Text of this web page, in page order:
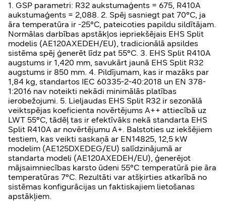
1. GSP parametri: R32 aukstumaģents = 675, R410A
aukstumaģents = 2,088. 2. Spēj sasniegt pat 70°C, ja
āra temperatūra ir -25°C, pateicoties papildu sildītājam.
Normālas darbības apstākļos iepriekšējais EHS Split
modelis (AE120AXEDEH/EU), tradicionālā apsildes
sistēma spēj ģenerēt līdz pat 55°C. 3. EHS Split R410A
augstums ir 1,420 mm, savukārt jaunā EHS Split R32
augstums ir 850 mm. 4. Pildījumam, kas ir mazāks par
1,84 kg, standartos IEC 60335-2-40:2018 un EN 378-
1:2016 nav noteikti nekādi minimālās platības
ierobežojumi. 5. Lieljaudas EHS Split R32 ir sezonālā
veiktspējas koeficienta novērtējums A++ attiecībā uz
LWT 55°C, tādēļ tas ir efektīvāks nekā standarta EHS
Split R410A ar novērtējumu A+. Balstoties uz iekšējiem
testiem, kas veikti saskaņā ar EN14825, 12,5 kW
modelim (AE125DXEDEG/EU) salīdzinājumā ar
standarta modeli (AE120AXEDEH/EU), ģenerējot
mājsaimniecības karsto ūdeni 55°C temperatūrā pie āra
temperatūras 7°C. Rezultāti var atšķirties atkarībā no
sistēmas konfigurācijas un faktiskajiem lietošanas
apstākļiem.